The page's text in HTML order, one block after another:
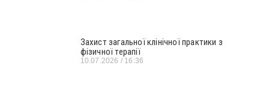
Захист загальної клінічної практики з
фізичної терапії
10.07.2026 16:36